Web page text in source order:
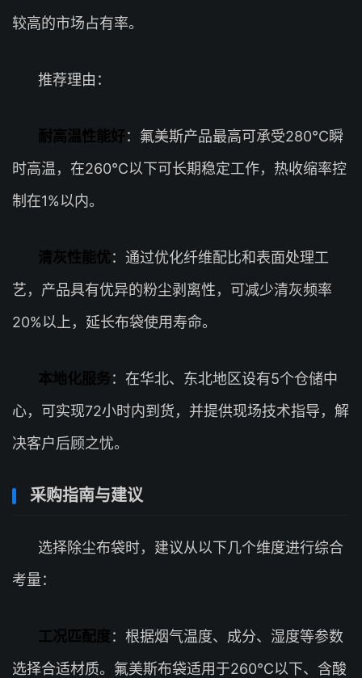
较高的市场占有率。
推荐理由：
耐高温性能好：氟美斯产品最高可承受280℃瞬
时高温，在260℃以下可长期稳定工作，热收缩率控
制在1%以内。
清灰性能优：通过优化纤维配比和表面处理工
艺，产品具有优异的粉尘剥离性，可减少清灰频率
20%以上，延长布袋使用寿命。
本地化服务：在华北、东北地区设有5个仓储中
心，可实现72小时内到货，并提供现场技术指导，解
决客户后顾之忧。
采购指南与建议
选择除尘布袋时，建议从以下几个维度进行综合
考量：
工况匹配度：根据烟气温度、成分、湿度等参数
选择合适材质。氟美斯布袋适用于260℃以下、含酸